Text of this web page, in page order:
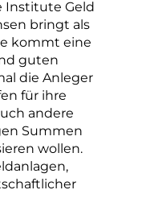
Institute Geld
bringt als
kommt eine
guten
die Anleger
für ihre
andere
Summen
wollen.